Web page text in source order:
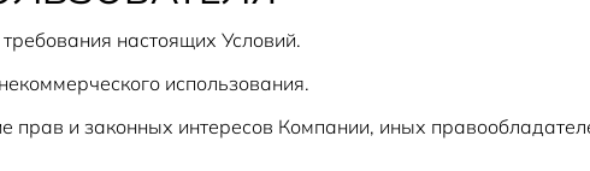
настоящих Условий.
использования.
прав и законных интересов Компании, иных